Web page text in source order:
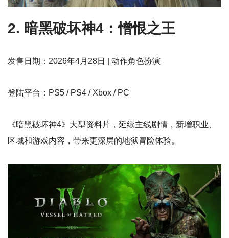
2. 暗黑破坏神4：憎恨之王
发售日期：2026年4月28日 | 动作角色扮演
登陆平台：PS5 / PS4 / Xbox / PC
《暗黑破坏神4》大型资料片，延续主线剧情，新增职业、
区域和游戏内容，带来更深层的地狱冒险体验。